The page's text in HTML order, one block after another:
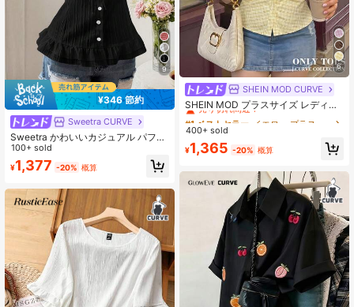
9
¥346 節約
Sweetra CURVE
Sweetra かわいいカジュアル パフス
リーブ ウエスト絞り ボタン前開き
半袖 夏シャツ
100+ sold
¥1,377 -20% 概算
6
SHEIN MOD CURVE
SHEIN MOD プラスサイズ レディー
ス 半袖 イエローチェック柄シャツ、
夏
#1 ベストセラー
イエロー プラスサイズのブラウス
売り切れ間近！
#1 ベストセラー
売り切れ間近！
#1 ベストセラー
売り切れ間近！
#1 ベストセラー
売り切れ間近！
400+ sold
¥1,365 -20% 概算